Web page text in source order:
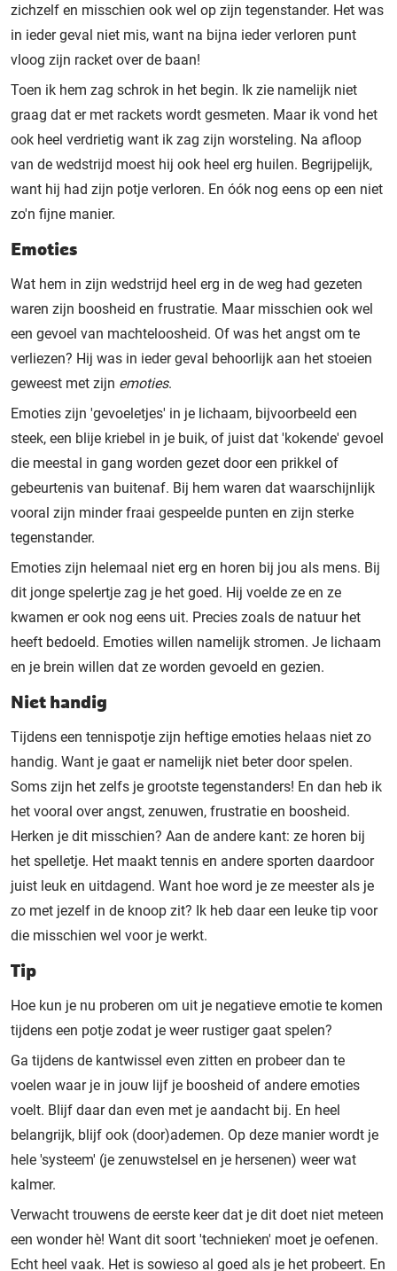
zichzelf en misschien ook wel op zijn tegenstander. Het was
in ieder geval niet mis, want na bijna ieder verloren punt
vloog zijn racket over de baan!
Toen ik hem zag schrok in het begin. Ik zie namelijk niet
graag dat er met rackets wordt gesmeten. Maar ik vond het
ook heel verdrietig want ik zag zijn worsteling. Na afloop
van de wedstrijd moest hij ook heel erg huilen. Begrijpelijk,
want hij had zijn potje verloren. En óók nog eens op een niet
zo'n fijne manier.
Emoties
Wat hem in zijn wedstrijd heel erg in de weg had gezeten
waren zijn boosheid en frustratie. Maar misschien ook wel
een gevoel van machteloosheid. Of was het angst om te
verliezen? Hij was in ieder geval behoorlijk aan het stoeien
geweest met zijn emoties.
Emoties zijn 'gevoeletjes' in je lichaam, bijvoorbeeld een
steek, een blije kriebel in je buik, of juist dat 'kokende' gevoel
die meestal in gang worden gezet door een prikkel of
gebeurtenis van buitenaf. Bij hem waren dat waarschijnlijk
vooral zijn minder fraai gespeelde punten en zijn sterke
tegenstander.
Emoties zijn helemaal niet erg en horen bij jou als mens. Bij
dit jonge spelertje zag je het goed. Hij voelde ze en ze
kwamen er ook nog eens uit. Precies zoals de natuur het
heeft bedoeld. Emoties willen namelijk stromen. Je lichaam
en je brein willen dat ze worden gevoeld en gezien.
Niet handig
Tijdens een tennispotje zijn heftige emoties helaas niet zo
handig. Want je gaat er namelijk niet beter door spelen.
Soms zijn het zelfs je grootste tegenstanders! En dan heb ik
het vooral over angst, zenuwen, frustratie en boosheid.
Herken je dit misschien? Aan de andere kant: ze horen bij
het spelletje. Het maakt tennis en andere sporten daardoor
juist leuk en uitdagend. Want hoe word je ze meester als je
zo met jezelf in de knoop zit? Ik heb daar een leuke tip voor
die misschien wel voor je werkt.
Tip
Hoe kun je nu proberen om uit je negatieve emotie te komen
tijdens een potje zodat je weer rustiger gaat spelen?
Ga tijdens de kantwissel even zitten en probeer dan te
voelen waar je in jouw lijf je boosheid of andere emoties
voelt. Blijf daar dan even met je aandacht bij. En heel
belangrijk, blijf ook (door)ademen. Op deze manier wordt je
hele 'systeem' (je zenuwstelsel en je hersenen) weer wat
kalmer.
Verwacht trouwens de eerste keer dat je dit doet niet meteen
een wonder hè! Want dit soort 'technieken' moet je oefenen.
Echt heel vaak. Het is sowieso al goed als je het probeert. En